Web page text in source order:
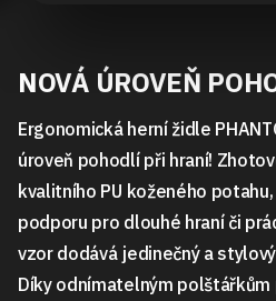
NOVÁ ÚROVEŇ
Ergonomická herní židle
úroveň pohodlí při hraní!
kvalitního PU koženého
podporu pro dlouhé hraní či
vzor dodává jedinečný a
Díky odnímatelným